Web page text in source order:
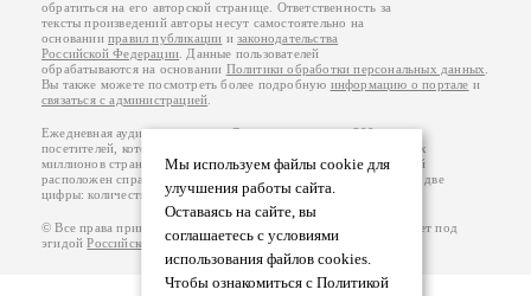
Мы используем файлы cookie для
улучшения работы сайта.
Оставаясь на сайте, вы
соглашаетесь с условиями
использования файлов cookies.
Чтобы ознакомиться с Политикой
обратиться на его авторской странице. Ответственность за
тексты произведений авторы несут самостоятельно на
основанииправил публикации изаконодательства
Российской Федерации . Данные пользователей
обрабатываются на основании Политики обработки персональных данных
Вы также можете посмотреть более подробную информацию о портале и
связаться с администрацией
Ежедневная аудитория портала Стихи.ру – порядка 200 тысяч
посетителей, которые в общей сумме просматривают более двух
миллионов страниц по данным счетчика посещаемости, который
расположен справа от этого текста. В каждой графе указано по две
цифры: количество просмотров и количество посетителей.
© Все права принадлежат авторам, 2000-2026. Портал работает под
эгидойРоссийского союза писателей.18+